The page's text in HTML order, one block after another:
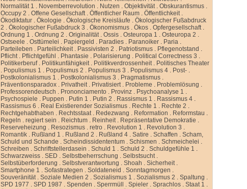
Normalität 1 . Novemberrevolution . Nutzen .Objektivität.Obskurantismus .
Occupy 2 .Offene Gesellschaft.Öffentlicher Raum .Öffentlichkeit.
Ökodiktatur .Ökologie .Ökologische Kreisläufe .Ökologischer Fußabdruck
2 .Ökologischer Fußabdruck 3 .Ökonomismus .Ökos .Opfergesellschaft.
Ordnung 1 .Ordnung 2 .Originalität.Ossis .Osteuropa 1 .Osteuropa 2 .
Ostseele .Osttümelei . Papiergeld . Paradies . Paranoiker . Paria .
Parteileben . Parteilichkeit. Passivisten 2 . Patriotismus . Pflegenotstand .
Pflicht. Pflichtgefühl . Phantasie . Polarisierung . Political Correctness 3 .
Politikerberuf. Politikunfähigkeit. Politikverdrossenheit. Politisches Theater
. Populismus 1 . Populismus 2 . Populismus 3 . Populismus 4 . Post- .
Postkolonialismus 1 . Postkolonialismus 3 . Pragmatismus .
Präventionsparadox . Privatheit. Privatisiert. Probleme . Problemlösung .
Professorendeutsch . Prononciamento . Provinz . Psychoanalyse 1 .
Psychospiele . Puppen . Putin 1 . Putin 2 . Rassismus 1 . Rassismus 4 .
Rassismus 6 . Real Existierender Sozialismus . Rechte 1 . Rechte 2 .
Rechtgehabthaben . Rechtsstaat. Redezwang . Reformation . Reformstau .
Regeln .regiert sein . Reichtum . Reinheit. Repräsentative Demokratie .
Reserveheizung . Resozismus .retro . Revolution 1 . Revolution 3 .
Romantik . Rußland 1 . Rußland 2 . Rußland 4 .Satire .Schaffen .Scham,
Schuld und Schande .Scheindissidententum .Schismen .Schmeichelei .
Schreiben .Schriftstellerdasein .Schuld 1 .Schuld 2 .Schuldgefühle 1 .
Schwarzweiss .SED .Selbstbeherrschung .Selbstsucht.
Selbstüberforderung .Selbstverantwortung .Shoah .Sicherheit.
Smartphone 1 .Sofastrategen .Soldateneid .Sonntagmorgen .
Souveränität.Soziale Medien 2 .Sozialismus 1 .Sozialismus 2 .Spaltung .
SPD 1977 .SPD 1987 .Spenden .Sperrmüll .Spieler .Sprachlos .Staat 1 .